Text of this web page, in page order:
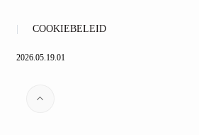
COOKIEBELEID
2026.05.19.01